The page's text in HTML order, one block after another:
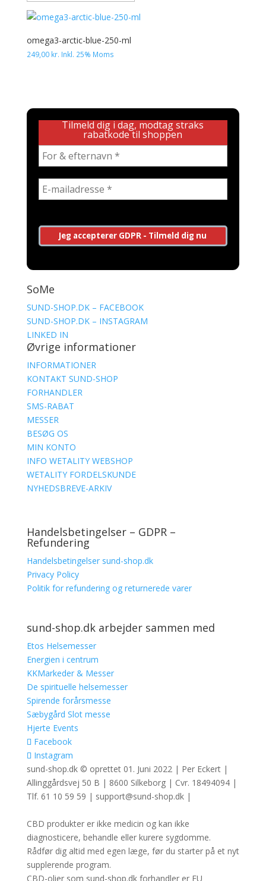
omega3-arctic-blue-250-ml
249,00 kr. Inkl. 25% Moms
Tilmeld dig i dag, modtag straks
rabatkode til shoppen
SoMe
SUND-SHOP.DK – FACEBOOK
SUND-SHOP.DK – INSTAGRAM
LINKED IN
Øvrige informationer
INFORMATIONER
KONTAKT SUND-SHOP
FORHANDLER
SMS-RABAT
MESSER
BESØG OS
MIN KONTO
INFO WETALITY WEBSHOP
WETALITY FORDELSKUNDE
NYHEDSBREVE-ARKIV
Handelsbetingelser – GDPR –
Refundering
Handelsbetingelser sund-shop.dk
Privacy Policy
Politik for refundering og returnerede varer
sund-shop.dk arbejder sammen med
Etos Helsemesser
Energien i centrum
KKMarkeder & Messer
De spirituelle helsemesser
Spirende forårsmesse
Sæbygård Slot messe
Hjerte Events
Facebook
Instagram
sund-shop.dk © oprettet 01. Juni 2022 | Per Eckert |
Allinggårdsvej 50 B | 8600 Silkeborg | Cvr. 18494094 |
Tlf. 61 10 59 59 | support@sund-shop.dk |
CBD produkter er ikke medicin og kan ikke
diagnosticere, behandle eller kurere sygdomme.
Rådfør dig altid med egen læge, før du starter på et nyt
supplerende program.
CBD-olier som sund-shop.dk forhandler er EU